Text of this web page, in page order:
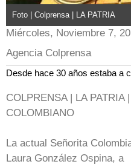
Foto | Colprensa | LA PATRIA
Miércoles, Noviembre 7,
Agencia Colprensa
Desde hace 30 años estaba a
COLPRENSA | LA PATRIA
COLOMBIANO
La actual Señorita
Laura González Ospina, a